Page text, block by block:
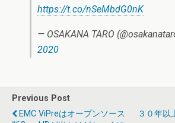
https://t.co/nSeMbdG0nK
— OSAKANA TARO
2020
Previous Post
EMC ViPreはオープンソース
３０年以